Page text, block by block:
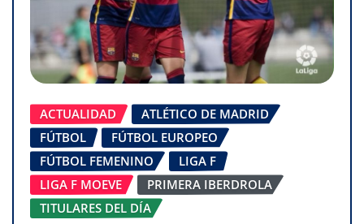
ACTUALIDAD
ATLÉTICO DE MADRID
FÚTBOL
FÚTBOL EUROPEO
FÚTBOL FEMENINO
LIGA F
LIGA F MOEVE
PRIMERA IBERDROLA
TITULARES DEL DÍA